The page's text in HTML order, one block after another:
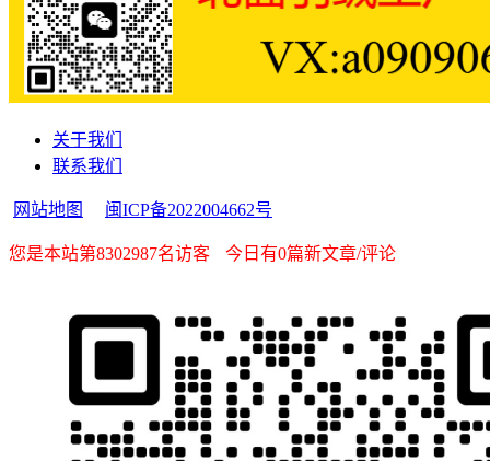
关于我们
联系我们
网站地图 闽ICP备2022004662号
您是本站第8302987名访客 今日有0篇新文章/评论